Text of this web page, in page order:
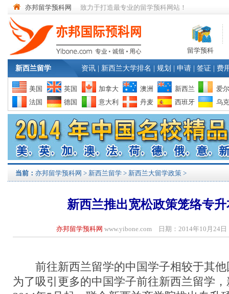
亦邦留学预科网 致力于打造最专业的留学预科网站！
留学预科
新西兰留学 资讯 新西兰大学排名 规划 申请 签证 费
美国 英国 加拿大 澳洲 新西兰
爱
法国
德国 意大利 丹麦 西班牙 乌
当前： 亦邦留学预科网 > 新西兰留学 > 新西兰大留学政策 >
新西兰推出宽松政策笼络专
亦邦留学预科网 www.yibone.com 日期：2014年10月24
前往新西兰留学的中国学子相较于其他
为了吸引更多的中国学子前往新西兰留学